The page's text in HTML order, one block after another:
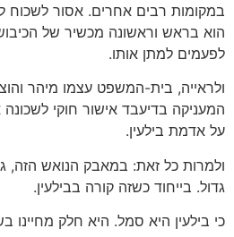
במקומות רבים אחרים. אסור לשכוח
הוא בראש וראשונה מכשיר של
לפעמים למתן אותו.
ולראייה, בית-המשפט עצמו מיהר
המעניקה בדיעבד אישור חוקי
על אדמת בילעין.
ולמרות כל זאת: במאבק הנואש הזה, גם
גדול. בייחוד כשזה קורה בבילעין.
כי בילעין היא סמל. היא חלק מחיינו